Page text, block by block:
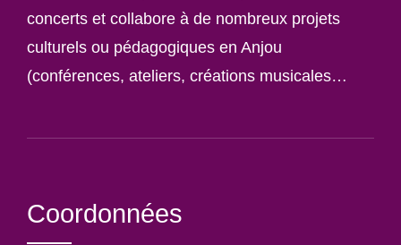
concerts et collabore à de nombreux projets
culturels ou pédagogiques en Anjou
(conférences, ateliers, créations musicales…
Coordonnées